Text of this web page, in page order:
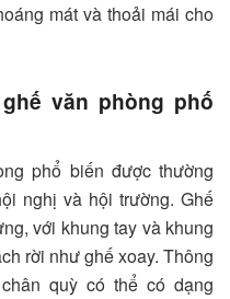
mát và thoải mái cho
văn phòng phố
phổ biến được thường
nghị và hội trường. Ghế
với khung tay và khung
rời như ghế xoay. Thông
quỳ có thể có dạng